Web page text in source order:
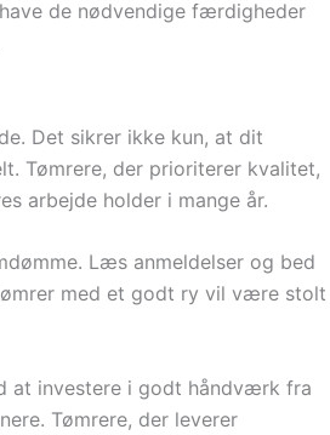
de nødvendige færdigheder
Det sikrer ikke kun, at dit
Tømrere, der prioriterer kvalitet,
arbejde holder i mange år.
Læs anmeldelser og bed
med et godt ry vil være stolt
at investere i godt håndværk fra
Tømrere, der leverer